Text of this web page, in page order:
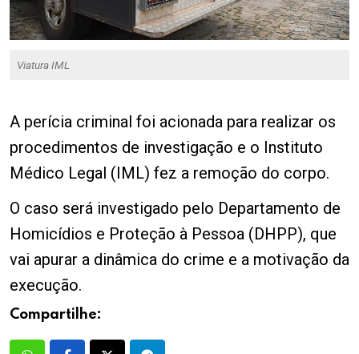
Viatura IML
A perícia criminal foi acionada para realizar os
procedimentos de investigação e o Instituto
Médico Legal (IML) fez a remoção do corpo.
O caso será investigado pelo Departamento de
Homicídios e Proteção à Pessoa (DHPP), que
vai apurar a dinâmica do crime e a motivação da
execução.
Compartilhe: